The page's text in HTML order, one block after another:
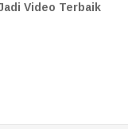
Video Terbaik